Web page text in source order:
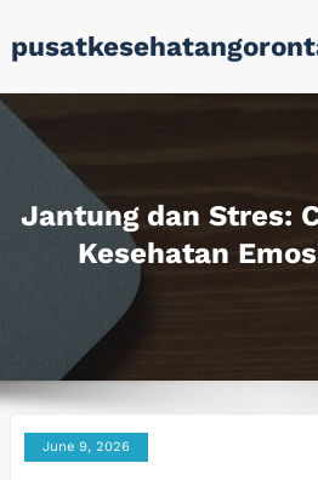
to
content
Jantung dan Stres:
Kesehatan
June 9, 2026